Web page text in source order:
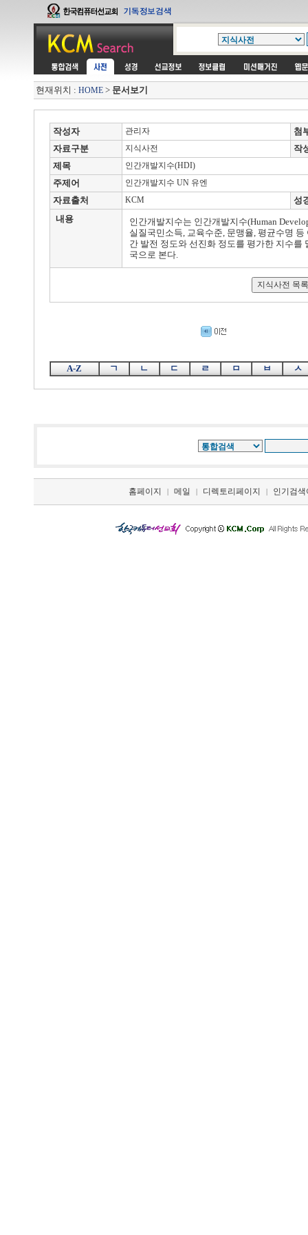
현재위치 : HOME > 문서보기
작성자 관리자
첨
자료구분
지식사전
작
제목
인간개발지수(HDI)
주제어 인간개발지수 UN 유엔
자료출처 KCM
성
내용
인간개발지수는 인간개발지수(Human
실질국민소득, 교육수준, 문맹율, 평균수명
간 발전 정도와 선진화 정도를 평가한 지수를
국으로 본다.
A-Z ㄱ ㄴ ㄷ ㄹ ㅁ ㅂ ㅅ
홈페이지 | 메일 | 디렉토리페이지 | 인기검색